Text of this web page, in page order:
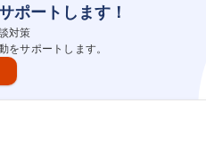
術（高難度領域のプレイング） 募集職種 【東京】フ
事業/年休128日/在宅可
ポートします！
対策
をサポートします。